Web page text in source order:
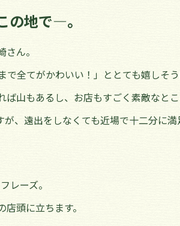
の地で―。
ん。
全てがかわいい！」ととても嬉しそ
山もあるし、お店もすごく素敵なと
、遠出をしなくても近場で十二分に満
レーズ。
頭に立ちます。